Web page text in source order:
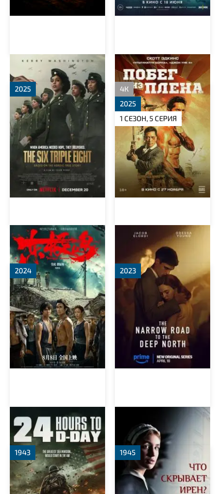
Батальон 6888 Военнопленный
Остров Дунцзи
2025
Узкая дорога на дальний
4К
2025
1 СЕЗОН, 5 СЕРИЯ
За двадцать четыре часа
до дня D
2024 2023
1943 1945